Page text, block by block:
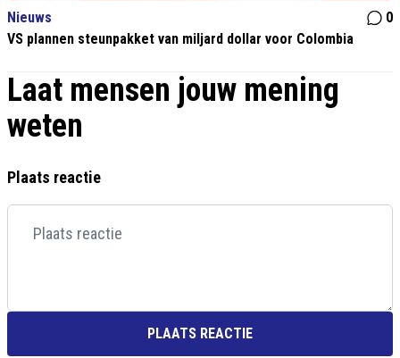
Nieuws
0
VS plannen steunpakket van miljard dollar voor Colombia
Laat mensen jouw mening
weten
Plaats reactie
PLAATS REACTIE